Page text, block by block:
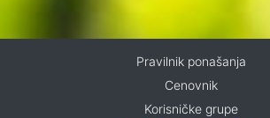
Pravilnik ponašanja
Cenovnik
Korisničke grupe